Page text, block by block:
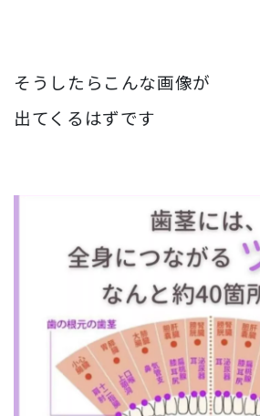
そうしたらこんな画像が
出てくるはずです